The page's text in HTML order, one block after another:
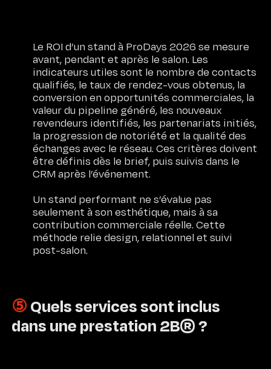
Le ROI d’un stand à ProDays 2026 se mesure
avant, pendant et après le salon. Les
indicateurs utiles sont le nombre de contacts
qualifiés, le taux de rendez-vous obtenus, la
conversion en opportunités commerciales, la
valeur du pipeline généré, les nouveaux
revendeurs identifiés, les partenariats initiés,
la progression de notoriété et la qualité des
échanges avec le réseau. Ces critères doivent
être définis dès le brief, puis suivis dans le
CRM après l’événement.
Un stand performant ne s’évalue pas
seulement à son esthétique, mais à sa
contribution commerciale réelle. Cette
méthode relie design, relationnel et suivi
post-salon.
⑤ Quels services sont inclus
dans une prestation 2B® ?